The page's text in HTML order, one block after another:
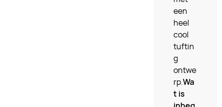
een
heel
cool
tuftin
g
ontwe
rp.Wa
t is